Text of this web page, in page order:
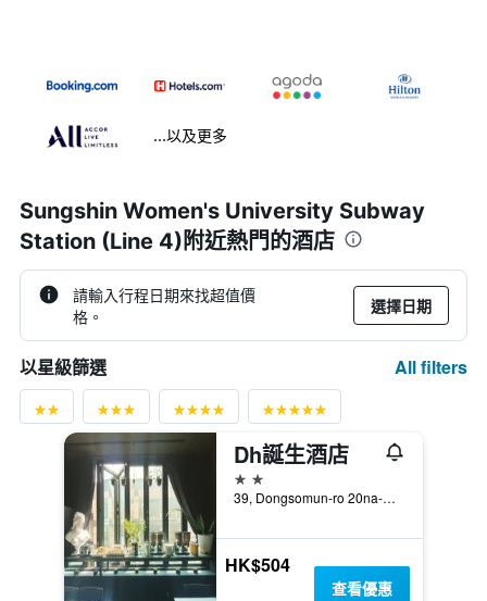
...以及更多
Sungshin Women's University Subway
Station (Line 4)附近熱門的酒店
請輸入行程日期來找超值價
格。
選擇日期
以星級篩選 All filters
Dh誕生酒店
2星級
39, Dongsomun-ro 20na-Gil, 首爾, 韓國
HK$504
查看優惠